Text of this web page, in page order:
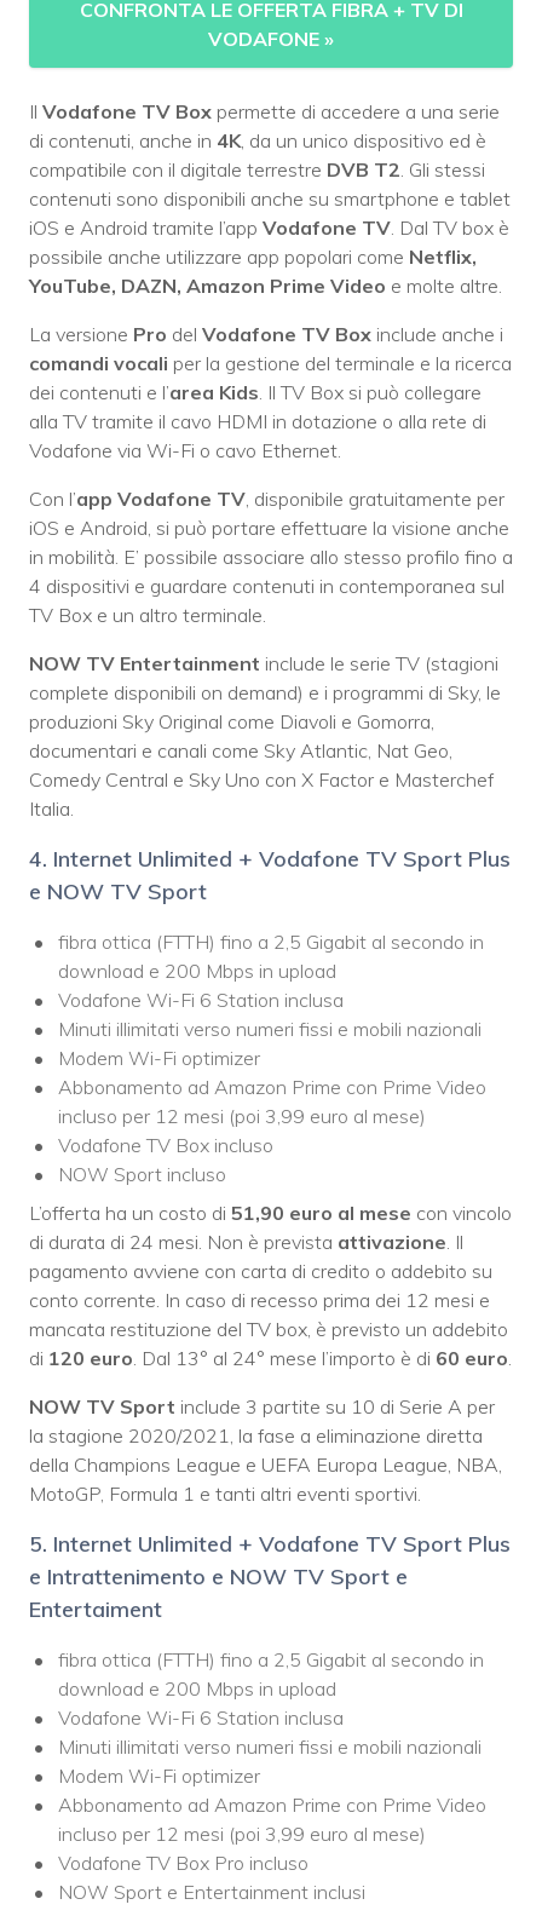
CONFRONTA LE OFFERTA FIBRA + TV DI
VODAFONE »
Il Vodafone TV Box permette di accedere a una serie
di contenuti, anche in 4K, da un unico dispositivo ed è
compatibile con il digitale terrestre DVB T2 . Gli stessi
contenuti sono disponibili anche su smartphone e tablet
iOS e Android tramite l’app Vodafone TV . Dal TV box è
possibile anche utilizzare app popolari come Netflix,
YouTube, DAZN, Amazon Prime Video e molte altre.
La versione Pro del Vodafone TV Box include anche i
comandi vocali per la gestione del terminale e la ricerca
dei contenuti e l’area Kids . Il TV Box si può collegare
alla TV tramite il cavo HDMI in dotazione o alla rete di
Vodafone via Wi-Fi o cavo Ethernet.
Con l’app Vodafone TV , disponibile gratuitamente per
iOS e Android, si può portare effettuare la visione anche
in mobilità. E’ possibile associare allo stesso profilo fino a
4 dispositivi e guardare contenuti in contemporanea sul
TV Box e un altro terminale.
NOW TV Entertainment include le serie TV (stagioni
complete disponibili on demand) e i programmi di Sky, le
produzioni Sky Original come Diavoli e Gomorra,
documentari e canali come Sky Atlantic, Nat Geo,
Comedy Central e Sky Uno con X Factor e Masterchef
Italia.
4. Internet Unlimited + Vodafone TV Sport Plus
e NOW TV Sport
fibra ottica (FTTH) fino a 2,5 Gigabit al secondo in
download e 200 Mbps in upload
Vodafone Wi-Fi 6 Station inclusa
Minuti illimitati verso numeri fissi e mobili nazionali
Modem Wi-Fi optimizer
Abbonamento ad Amazon Prime con Prime Video
incluso per 12 mesi (poi 3,99 euro al mese)
Vodafone TV Box incluso
NOW Sport incluso
L’offerta ha un costo di 51,90 euro al mese con vincolo
di durata di 24 mesi. Non è prevista attivazione . Il
pagamento avviene con carta di credito o addebito su
conto corrente. In caso di recesso prima dei 12 mesi e
mancata restituzione del TV box, è previsto un addebito
di 120 euro . Dal 13° al 24° mese l’importo è di 60 euro
NOW TV Sport include 3 partite su 10 di Serie A per
la stagione 2020/2021, la fase a eliminazione diretta
della Champions League e UEFA Europa League, NBA,
MotoGP, Formula 1 e tanti altri eventi sportivi.
5. Internet Unlimited + Vodafone TV Sport Plus
e Intrattenimento e NOW TV Sport e
Entertaiment
fibra ottica (FTTH) fino a 2,5 Gigabit al secondo in
download e 200 Mbps in upload
Vodafone Wi-Fi 6 Station inclusa
Minuti illimitati verso numeri fissi e mobili nazionali
Modem Wi-Fi optimizer
Abbonamento ad Amazon Prime con Prime Video
incluso per 12 mesi (poi 3,99 euro al mese)
Vodafone TV Box Pro incluso
NOW Sport e Entertainment inclusi